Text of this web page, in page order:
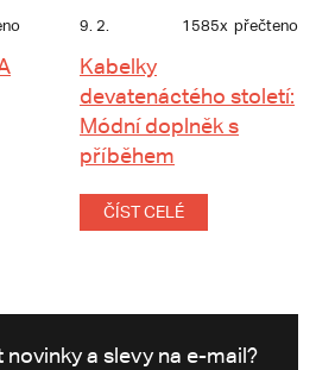
9. 2. 1585x přečteno
Kabelky
devatenáctého století:
Módní doplněk s
příběhem
ČÍST CELÉ
a slevy na e-mail?